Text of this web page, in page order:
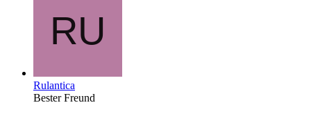
Rulantica
Bester Freund